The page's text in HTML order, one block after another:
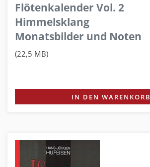
Flötenkalender Vol. 2
Himmelsklang
Monatsbilder und Noten
(22,5 MB)
IN DEN WARENKORB